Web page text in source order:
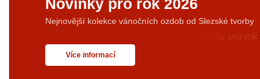
Novinky pro rok 2026
Nejnovější kolekce vánočních ozdob od Slezské tvorby
Více informací